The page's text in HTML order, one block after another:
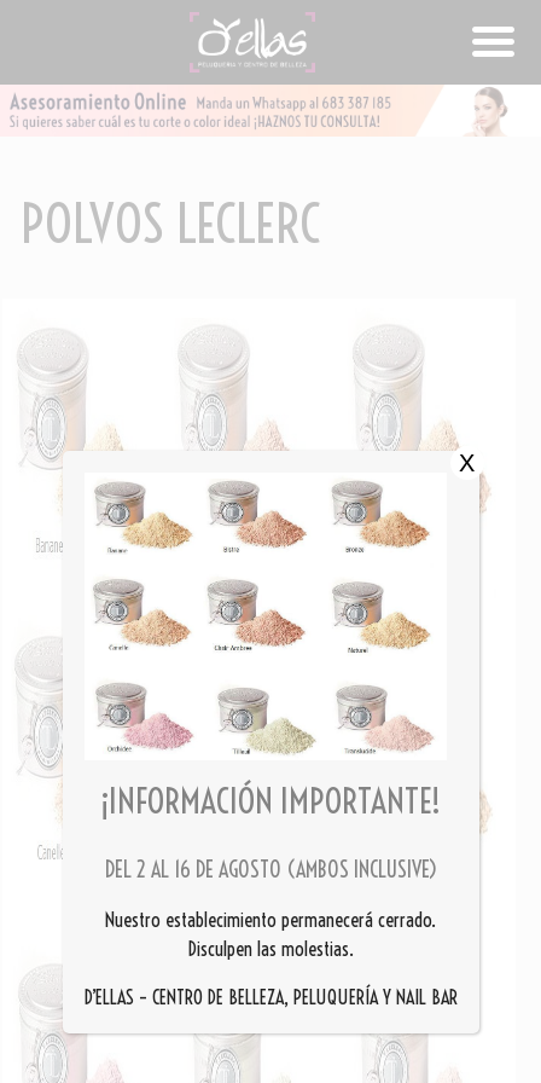
POLVOS LECLERC
¡INFORMACIÓN IMPORTANTE!
DEL 2 AL 16 DE AGOSTO (AMBOS INCLUSIVE)
Nuestro establecimiento permanecerá cerrado.
Disculpen las molestias.
D’ELLAS – CENTRO DE BELLEZA, PELUQUERÍA Y NAIL BAR
X